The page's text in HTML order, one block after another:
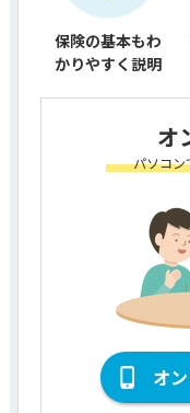
保険の基本もわ
かりやすく説明
オ
パソコン
オ